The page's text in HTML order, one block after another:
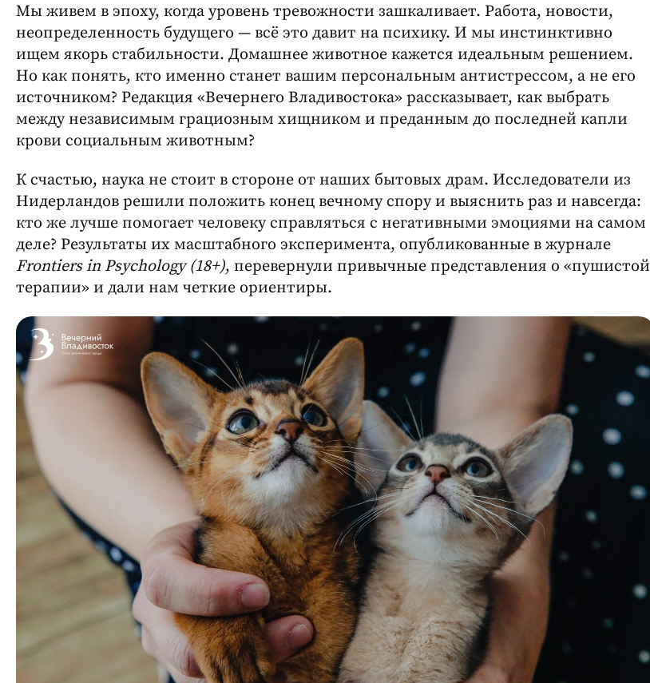
Мы живем в эпоху, когда уровень тревожности зашкаливает. Работа, новости,
неопределенность будущего — всё это давит на психику. И мы инстинктивно
ищем якорь стабильности. Домашнее животное кажется идеальным решением.
Но как понять, кто именно станет вашим персональным антистрессом, а не его
источником? Редакция «Вечернего Владивостока» рассказывает, как выбрать
между независимым грациозным хищником и преданным до последней капли
крови социальным животным?
К счастью, наука не стоит в стороне от наших бытовых драм. Исследователи из
Нидерландов решили положить конец вечному спору и выяснить раз и навсегда:
кто же лучше помогает человеку справляться с негативными эмоциями на самом
деле? Результаты их масштабного эксперимента, опубликованные в журнале
Frontiers in Psychology (18+), перевернули привычные представления о «пушистой
терапии» и дали нам четкие ориентиры.